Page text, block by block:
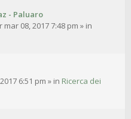
- Paluaro
mar 08, 2017 7:48 pm » in
6:51 pm » in Ricerca dei